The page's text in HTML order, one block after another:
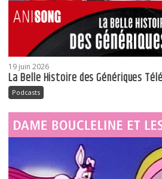
19 juin 2026
La Belle Histoire des Génériques
Podcasts